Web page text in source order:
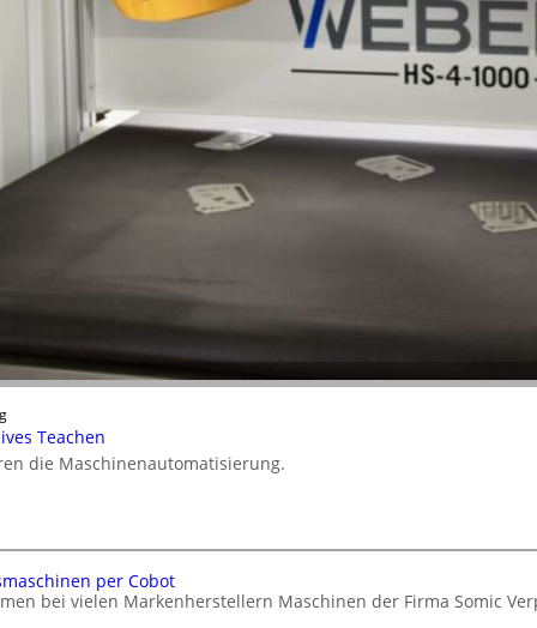
Teachen
die Maschinenautomatisierung.
per Cobot
bei vielen Markenherstellern Maschinen der Firma Somic